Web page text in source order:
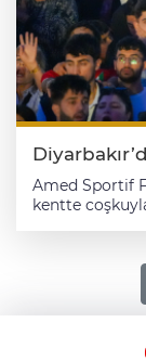
Amed Sportif
kentte coşkuyla kutlandı.
teknik heyet
Kulüp
halıda yürüyerek
gösterileri
dolduran